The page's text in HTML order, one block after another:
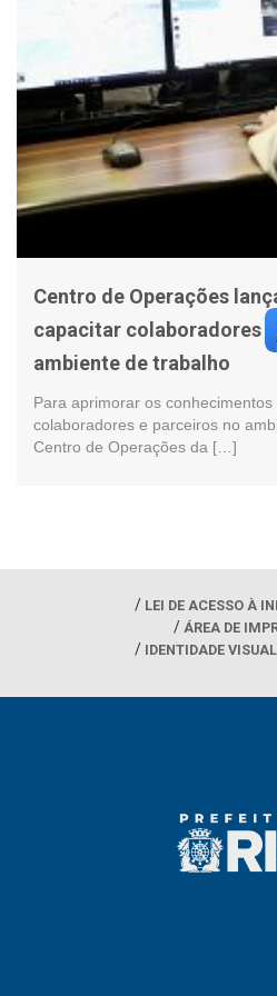
Centro de Operações
capacitar colaboradores
ambiente de trabalho
Para aprimorar os
colaboradores e parceiros no
Centro de Operações da […]
LEI DE ACESSO À
ÁREA DE
IDENTIDADE